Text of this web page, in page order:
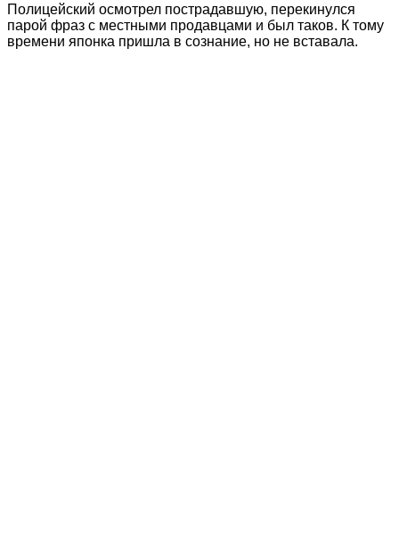
Полицейский осмотрел пострадавшую, перекинулся
парой фраз с местными продавцами и был таков. К тому
времени японка пришла в сознание, но не вставала.